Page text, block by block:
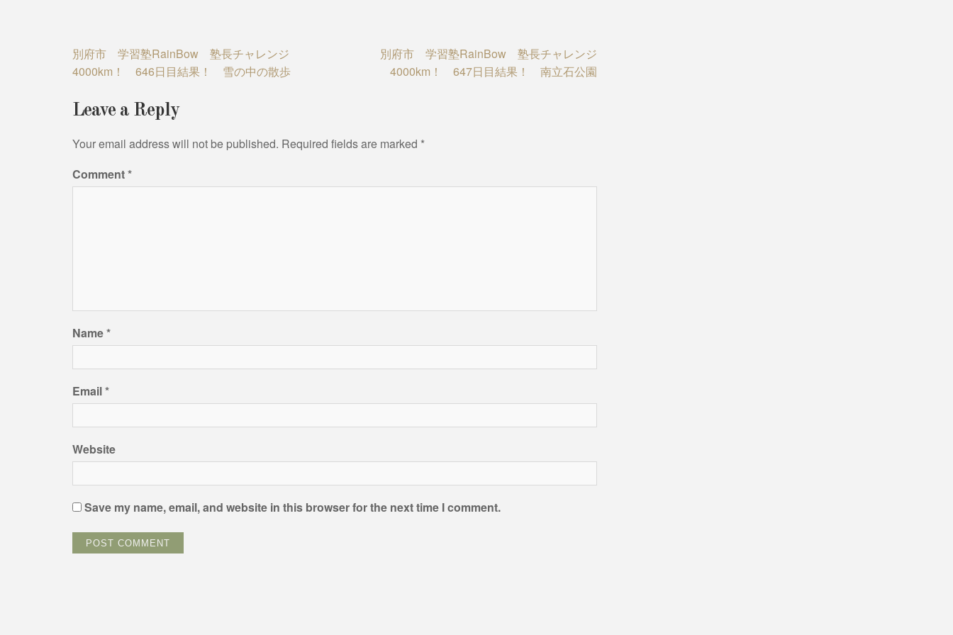
Post
navigation
別府市 学習塾RainBow 塾長チャレンジ
4000km！ 646日目結果！ 雪の中の散歩
別府市 学習塾RainBow 塾長チャレンジ
4000km！ 647日目結果！ 南立石公園
Leave a Reply
Your email address will not be published. Required fields are marked *
Comment*
Name*
Email*
Website
Save my name, email, and website in this browser for the next time I comment.